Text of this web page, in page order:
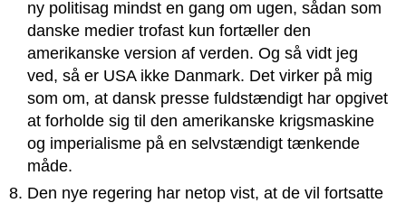
ny politisag mindst en gang om ugen, sådan som
danske medier trofast kun fortæller den
amerikanske version af verden. Og så vidt jeg
ved, så er USA ikke Danmark. Det virker på mig
som om, at dansk presse fuldstændigt har opgivet
at forholde sig til den amerikanske krigsmaskine
og imperialisme på en selvstændigt tænkende
måde.
Den nye regering har netop vist, at de vil fortsatte